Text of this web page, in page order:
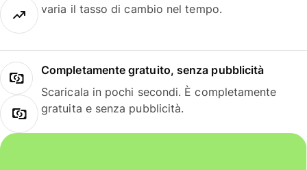
varia il tasso di cambio nel tempo.
Completamente gratuito, senza pubblicità
Scaricala in pochi secondi. È completamente
gratuita e senza pubblicità.